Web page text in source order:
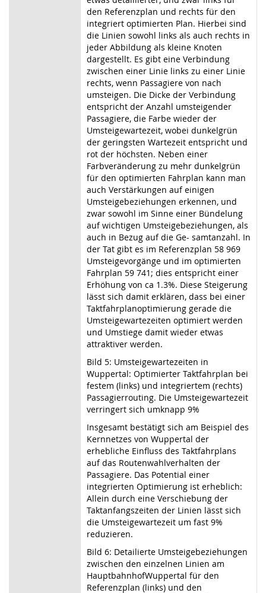
den Referenzplan und rechts für den
integriert optimierten Plan. Hierbei sind
die Linien sowohl links als auch rechts in
jeder Abbildung als kleine Knoten
dargestellt. Es gibt eine Verbindung
zwischen einer Linie links zu einer Linie
rechts, wenn Passagiere von nach
umsteigen. Die Dicke der Verbindung
entspricht der Anzahl umsteigender
Passagiere, die Farbe wieder der
Umsteigewartezeit, wobei dunkelgrün
der geringsten Wartezeit entspricht und
rot der höchsten. Neben einer
Farbveränderung zu mehr dunkelgrün
für den optimierten Fahrplan kann man
auch Verstärkungen auf einigen
Umsteigebeziehungen erkennen, und
zwar sowohl im Sinne einer Bündelung
auf wichtigen Umsteigebeziehungen, als
auch in Bezug auf die Ge- samtanzahl. In
der Tat gibt es im Referenzplan 58 969
Umsteigevorgänge und im optimierten
Fahrplan 59 741; dies entspricht einer
Erhöhung von ca 1.3%. Diese Steigerung
lässt sich damit erklären, dass bei einer
Taktfahrplanoptimierung gerade die
Umsteigewartezeiten optimiert werden
und Umstiege damit wieder etwas
attraktiver werden.
Bild 5: Umsteigewartezeiten in
Wuppertal: Optimierter Taktfahrplan bei
festem (links) und integriertem (rechts)
Passagierrouting. Die Umsteigewartezeit
verringert sich umknapp 9%
Insgesamt bestätigt sich am Beispiel des
Kernnetzes von Wuppertal der
erhebliche Einfluss des Taktfahrplans
auf das Routenwahlverhalten der
Passagiere. Das Potential einer
integrierten Optimierung ist erheblich:
Allein durch eine Verschiebung der
Taktanfangszeiten der Linien lässt sich
die Umsteigewartezeit um fast 9%
reduzieren.
Bild 6: Detailierte Umsteigebeziehungen
zwischen den einzelnen Linien am
HauptbahnhofWuppertal für den
Referenzplan (links) und den